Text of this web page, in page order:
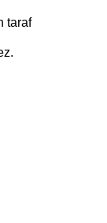
taraf